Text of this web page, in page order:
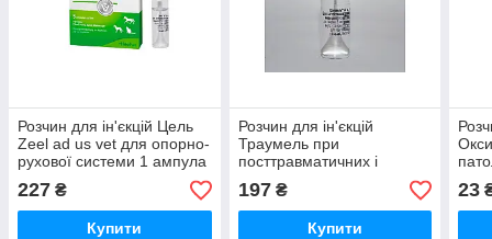
Розчин для ін'єкцій Цель
Zeel ad us vet для опорно-
рухової системи 1 ампула
5 мл Heel Vet
227 ₴
Купити
Розчин для ін'єкцій
Траумель при
посттравматичних і
постопераційних
ускладненнях 1 ампула 5
мл Heel Vet
197₴
Купити
23